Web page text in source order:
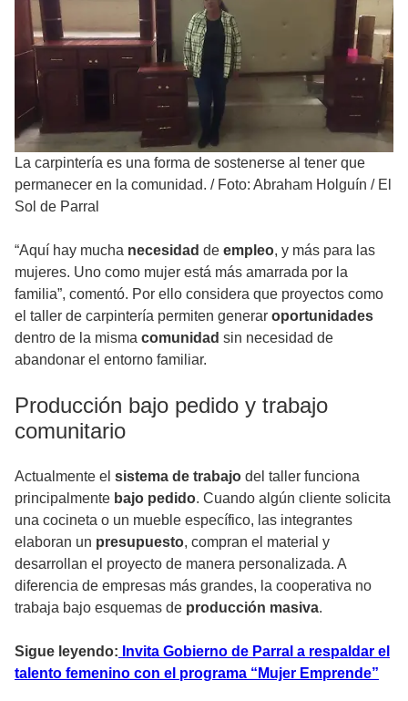
La carpintería es una forma de sostenerse al tener que
permanecer en la comunidad. / Foto: Abraham Holguín / El
Sol de Parral
“Aquí hay mucha necesidad de empleo, y más para las
mujeres. Uno como mujer está más amarrada por la
familia”, comentó. Por ello considera que proyectos como
el taller de carpintería permiten generar oportunidades
dentro de la misma comunidad sin necesidad de
abandonar el entorno familiar.
Producción bajo pedido y trabajo
comunitario
Actualmente el sistema de trabajo del taller funciona
principalmente bajo pedido. Cuando algún cliente solicita
una cocineta o un mueble específico, las integrantes
elaboran un presupuesto, compran el material y
desarrollan el proyecto de manera personalizada. A
diferencia de empresas más grandes, la cooperativa no
trabaja bajo esquemas de producción masiva.
Sigue leyendo: Invita Gobierno de Parral a respaldar el
talento femenino con el programa “Mujer Emprende”